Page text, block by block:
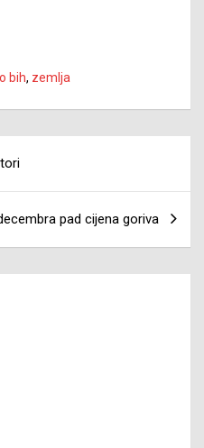
bih, zemlja
pad cijena goriva